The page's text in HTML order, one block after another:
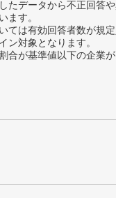
データから不正回答や
ます。
は有効回答者数が規
ン対象となります。
が基準値以下の企業が